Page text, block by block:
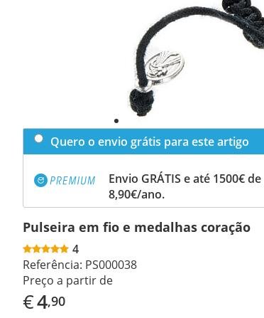
Quero o envio grátis para este artigo
Envio GRÁTIS e até 1500€
8,90€/ano.
Pulseira em fio e medalhas coração
4
Referência: PS000038
Preço a partir de
€4,90